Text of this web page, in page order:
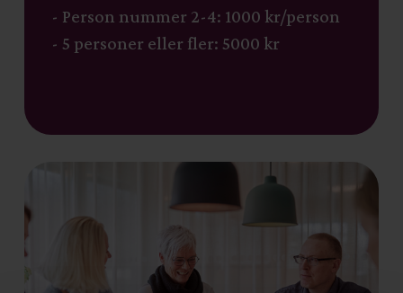
- Person nummer 2-4: 1000 kr/person
- 5 personer eller fler: 5000 kr